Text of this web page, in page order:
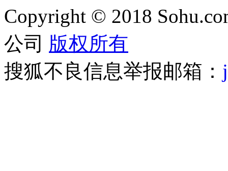
Copyright © 2018
公司 版权所有
搜狐不良信息举报邮箱：